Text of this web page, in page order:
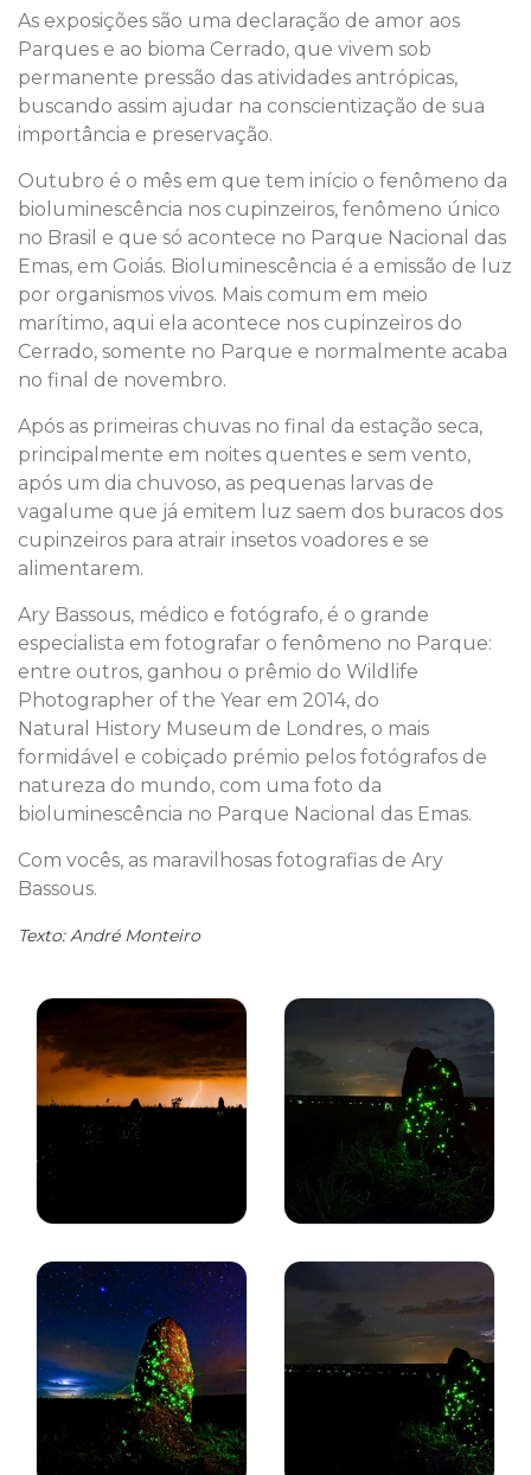
As exposições são uma declaração de amor aos
Parques e ao bioma Cerrado, que vivem sob
permanente pressão das atividades antrópicas,
buscando assim ajudar na conscientização de sua
importância e preservação.
Outubro é o mês em que tem início o fenômeno da
bioluminescência nos cupinzeiros, fenômeno único
no Brasil e que só acontece no Parque Nacional das
Emas, em Goiás. Bioluminescência é a emissão de luz
por organismos vivos. Mais comum em meio
marítimo, aqui ela acontece nos cupinzeiros do
Cerrado, somente no Parque e normalmente acaba
no final de novembro.
Após as primeiras chuvas no final da estação seca,
principalmente em noites quentes e sem vento,
após um dia chuvoso, as pequenas larvas de
vagalume que já emitem luz saem dos buracos dos
cupinzeiros para atrair insetos voadores e se
alimentarem.
Ary Bassous, médico e fotógrafo, é o grande
especialista em fotografar o fenômeno no Parque:
entre outros, ganhou o prêmio do Wildlife
Photographer of the Year em 2014, do
Natural History Museum de Londres, o mais
formidável e cobiçado prémio pelos fotógrafos de
natureza do mundo, com uma foto da
bioluminescência no Parque Nacional das Emas.
Com vocês, as maravilhosas fotografias de Ary
Bassous.
Texto: André Monteiro